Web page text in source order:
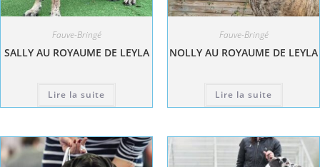
Fauve-Bringé
SALLY AU ROYAUME DE LEYLA
Lire la suite
Fauve-Bringé
NOLLY AU ROYAUME DE LEYLA
Lire la suite